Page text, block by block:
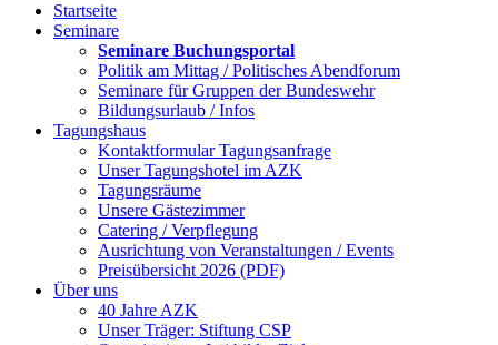
Startseite
Seminare
Seminare Buchungsportal
Politik am Mittag / Politisches Abendforum
Seminare für Gruppen der Bundeswehr
Bildungsurlaub / Infos
Tagungshaus
Kontaktformular Tagungsanfrage
Unser Tagungshotel im AZK
Tagungsräume
Unsere Gästezimmer
Catering / Verpflegung
Ausrichtung von Veranstaltungen / Events
Preisübersicht 2026 (PDF)
Über uns
40 Jahre AZK
Unser Träger: Stiftung CSP